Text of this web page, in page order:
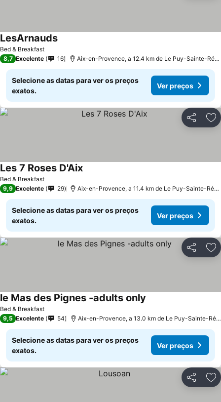
Bed & Breakfast
LesArnauds
8,7 Excelente 16 Aix-en-Provence, a 12.4 km de Le Puy-Sainte-Réparade
Selecione as datas para ver os preços
exatos.
Ver preços
Partilhar
Bed & Breakfast
Les 7 Roses D'Aix
9,9 Excelente 29 Aix-en-Provence, a 11.4 km de Le Puy-Sainte-Réparade
Selecione as datas para ver os preços
exatos.
Ver preços
Partilhar
Bed & Breakfast
le Mas des Pignes -adults only
9,5 Excelente 54 Aix-en-Provence, a 13.0 km de Le Puy-Sainte-Réparade
Selecione as datas para ver os preços
exatos.
Ver preços
Partilhar